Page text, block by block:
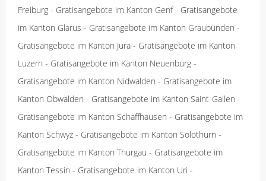
Freiburg - Gratisangebote im Kanton Genf- Gratisangebote
im Kanton Glarus - Gratisangebote im Kanton Graubünden -
Gratisangebote im Kanton Jura - Gratisangebote im Kanton
Luzern - Gratisangebote im Kanton Neuenburg -
Gratisangebote im Kanton Nidwalden - Gratisangebote im
Kanton Obwalden - Gratisangebote im Kanton Saint-Gallen -
Gratisangebote im Kanton Schaffhausen - Gratisangebote im
Kanton Schwyz - Gratisangebote im Kanton Solothurn -
Gratisangebote im Kanton Thurgau - Gratisangebote im
Kanton Tessin - Gratisangebote im Kanton Uri -